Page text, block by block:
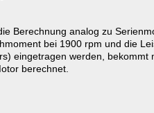
Berechnung analog zu
bei 1900 rpm und die
eingetragen werden, bekommt
berechnet.